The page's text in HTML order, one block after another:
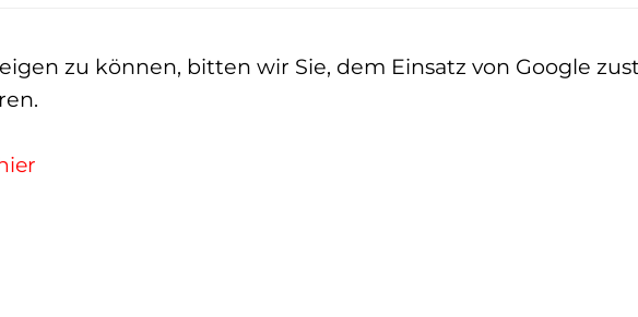
zu können, bitten wir Sie, dem Einsatz von Google